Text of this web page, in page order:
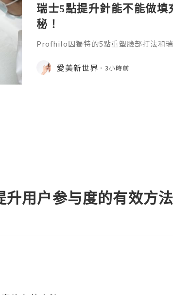
瑞士5點提升針能不能做
秘！
Profhilo因獨特的5點重塑臉部打法和
麼？它有什麼效果？瑞士5點提升針有
位就能得到清晰的答案。1.生物重塑
愛美新世界 3小時前
升用户参与度的有效方